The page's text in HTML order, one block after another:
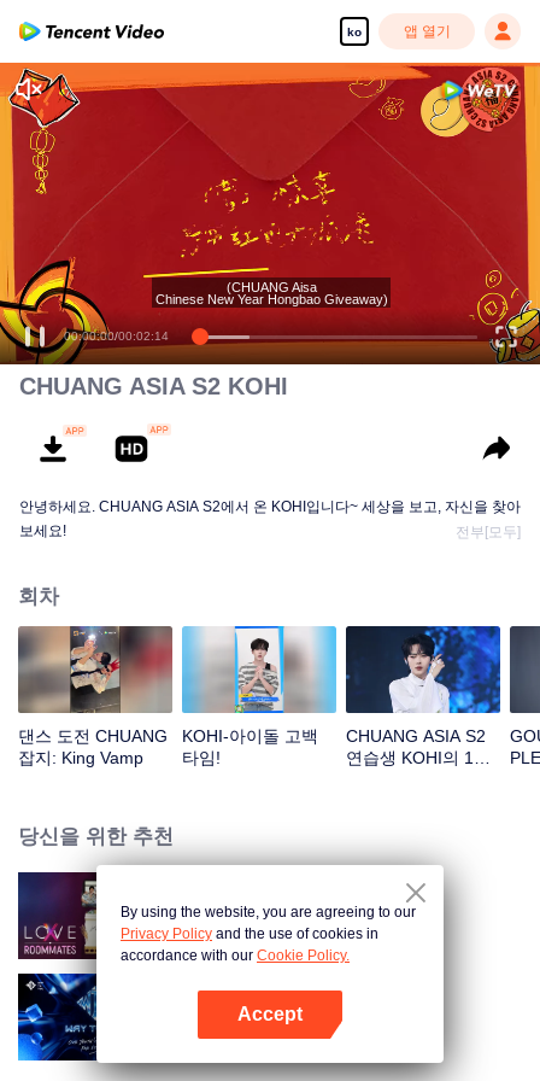
ko 앱 열기
00:00:00/00:02:14
(CHUANG Aisa
Chinese New Year Hongbao Giveaway)
CHUANG ASIA S2 KOHI
안녕하세요. CHUANG ASIA S2에서 온 KOHI입니다~ 세상을 보고, 자신을 찾아
보세요!
전부[모두]
회차
댄스 도전 CHUANG
잡지: King Vamp
KOHI-아이돌 고백
타임!
CHUANG ASIA S2
연습생 KOHI의 1차
당신을 위한 추천
LOVE(X): Roommates
Way To You
By using the website, you are agreeing to our
Privacy Policy and the use of cookies in
accordance with our Cookie Policy.
Accept